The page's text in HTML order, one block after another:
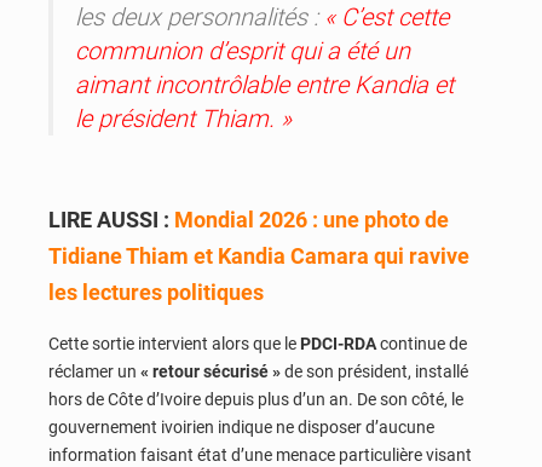
les deux personnalités : « C’est cette
communion d’esprit qui a été un
aimant incontrôlable entre Kandia et
le président Thiam. »
LIRE AUSSI : Mondial 2026 : une photo de
Tidiane Thiam et Kandia Camara qui ravive
les lectures politiques
Cette sortie intervient alors que le PDCI-RDAcontinue de
réclamer un « retour sécurisé »de son président, installé
hors de Côte d’Ivoire depuis plus d’un an. De son côté, le
gouvernement ivoirien indique ne disposer d’aucune
information faisant état d’une menace particulière visant